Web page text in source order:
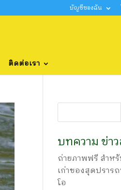
บัญชีของฉัน
ติดต่อเรา
บทความ ข่า
ถ่ายภาพฟรี สำห
เก่าของสุดปราร
โอ